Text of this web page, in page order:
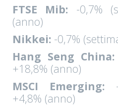
FTSE Mib: -0,7%
(anno)
Nikkei: -0,7%
Hang Seng China:
+18,8% (anno)
MSCI Emerging:
+4,8% (anno)